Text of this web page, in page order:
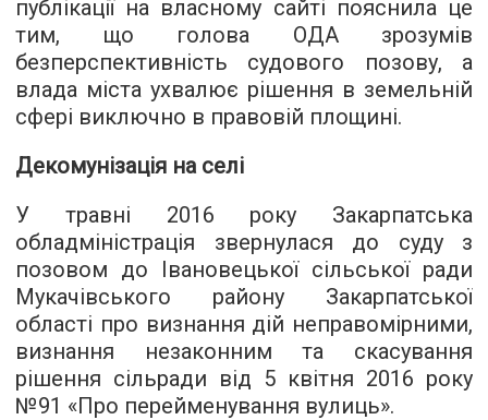
публікації на власному сайті пояснила це
тим, що голова ОДА зрозумів
безперспективність судового позову, а
влада міста ухвалює рішення в земельній
сфері виключно в правовій площині.
Декомунізація на селі
У травні 2016 року Закарпатська
обладміністрація звернулася до суду з
позовом до Івановецької сільської ради
Мукачівського району Закарпатської
області про визнання дій неправомірними,
визнання незаконним та скасування
рішення сільради від 5 квітня 2016 року
№91 «Про перейменування вулиць».